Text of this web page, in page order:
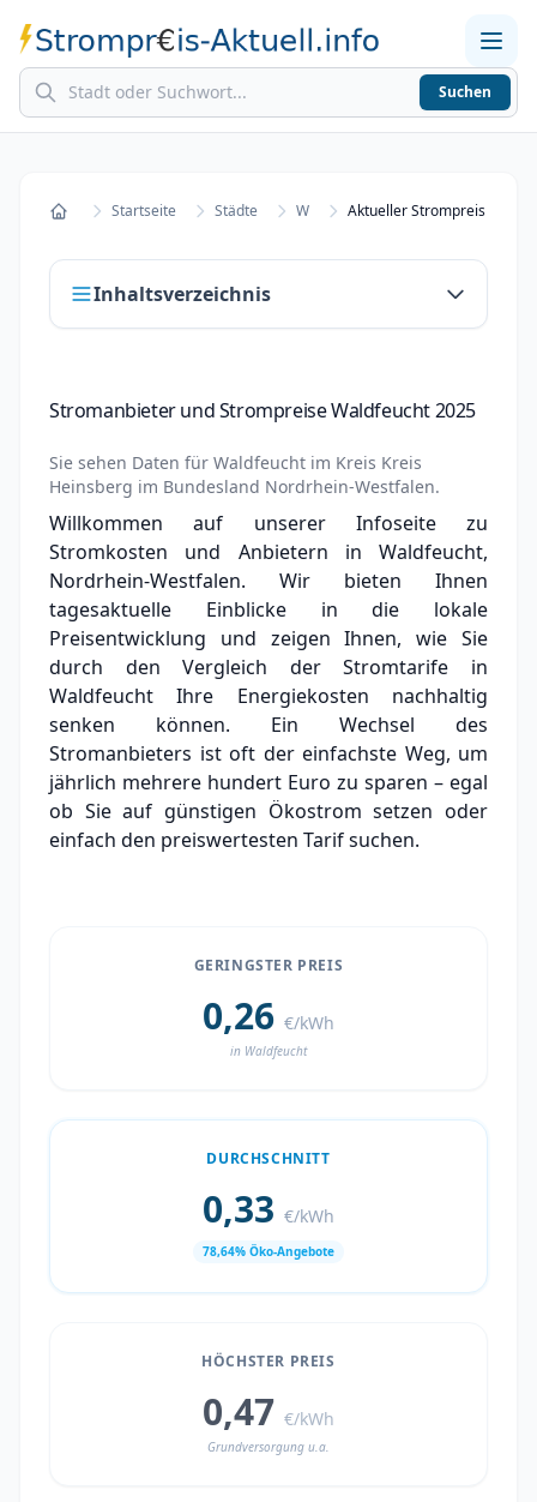
Home
Stromkosten berechnen
Suchen
StartseiteStartseite Städte W Aktueller Strompreis in
Inhaltsverzeichnis
2025
Stromanbieter wechseln in Waldfeucht
Strompreisvergleich Waldfeucht 2025
Grundversorger Waldfeucht
Experten-Analyse: Strommarkt in Waldfeucht
Aktueller Strompreis in Waldfeucht
Stromanbieter in der Nähe von Waldfeucht
Stromanbieter und Strompreise Waldfeucht 2025
Sie sehen Daten für Waldfeucht im Kreis Kreis
Heinsberg im Bundesland Nordrhein-Westfalen.
Willkommen auf unserer Infoseite zu
Stromkosten und Anbietern in Waldfeucht,
Nordrhein-Westfalen. Wir bieten Ihnen
tagesaktuelle Einblicke in die lokale
Preisentwicklung und zeigen Ihnen, wie Sie
durch den Vergleich der Stromtarife in
Waldfeucht Ihre Energiekosten nachhaltig
senken können. Ein Wechsel des
Stromanbieters ist oft der einfachste Weg, um
jährlich mehrere hundert Euro zu sparen – egal
ob Sie auf günstigen Ökostrom setzen oder
einfach den preiswertesten Tarif suchen.
GERINGSTER PREIS
0,26 €/kWh
in Waldfeucht
DURCHSCHNITT
0,33 €/kWh
78,64% Öko-Angebote
HÖCHSTER PREIS
0,47 €/kWh
Grundversorgung u.a.